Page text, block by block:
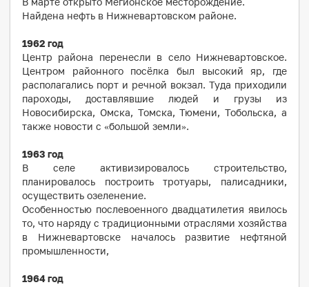
Найдена нефть в Нижневартовском районе.
1962 год
Центр района перенесли в село Нижневартовское.
Центром районного посёлка был высокий яр, где
располагались порт и речной вокзал. Туда приходили
пароходы, доставлявшие людей и грузы из
Новосибирска, Омска, Томска, Тюмени, Тобольска, а
также новости с «большой земли».
1963 год
В селе активизировалось строительство,
планировалось построить тротуары, палисадники,
осуществить озеленение.
Особенностью послевоенного двадцатилетия явилось
то, что наряду с традиционными отраслями хозяйства
в Нижневартовске началось развитие нефтяной
промышленности,
1964 год